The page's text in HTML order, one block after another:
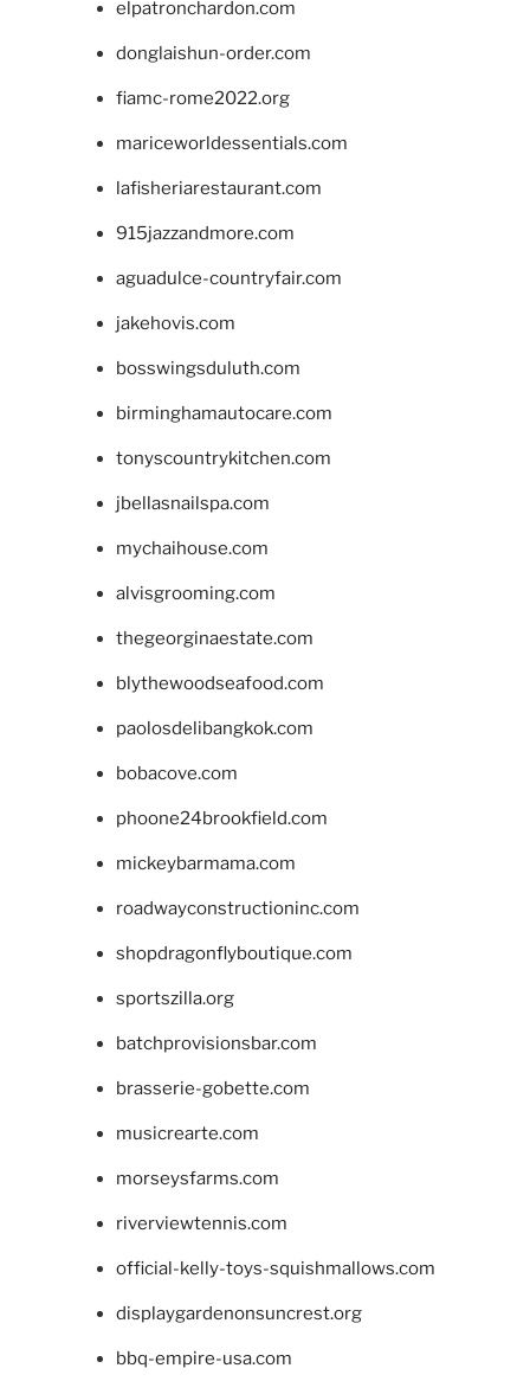
elpatronchardon.com
donglaishun-order.com
fiamc-rome2022.org
mariceworldessentials.com
lafisheriarestaurant.com
915jazzandmore.com
aguadulce-countryfair.com
jakehovis.com
bosswingsduluth.com
birminghamautocare.com
tonyscountrykitchen.com
jbellasnailspa.com
mychaihouse.com
alvisgrooming.com
thegeorginaestate.com
blythewoodseafood.com
paolosdelibangkok.com
bobacove.com
phoone24brookfield.com
mickeybarmama.com
roadwayconstructioninc.com
shopdragonflyboutique.com
sportszilla.org
batchprovisionsbar.com
brasserie-gobette.com
musicrearte.com
morseysfarms.com
riverviewtennis.com
official-kelly-toys-squishmallows.com
displaygardenonsuncrest.org
bbq-empire-usa.com